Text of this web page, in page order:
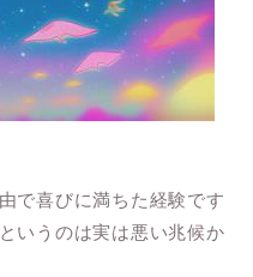
で喜びに満ちた経験です
いうのは実は悪い兆候か